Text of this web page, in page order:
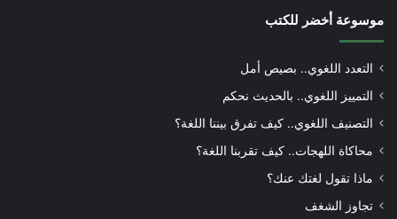
موسوعة أخضر للكتب
التعدد اللغوي.. بصيص أمل
التمييز اللغوي.. بالحديث نحكم
التصنيف اللغوي.. كيف تفرق بيننا اللغة؟
محاكاة اللهجات.. كيف تقربنا اللغة؟
ماذا تقول لغتك عنك؟
تجاوز الشغف